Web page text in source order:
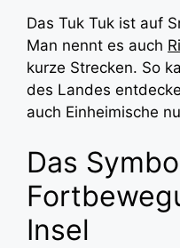
Das Tuk Tuk ist auf
Man nennt es auch
kurze Strecken. So
des Landes
auch Einheimische
Das
Insel